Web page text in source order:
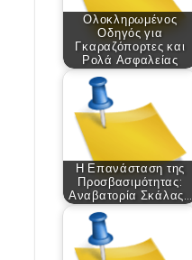
Ολοκληρωμένος
Οδηγός για
Γκαραζόπορτες και
Ρολά Ασφαλείας
Η Επανάσταση της
Προσβασιμότητας:
Αναβατορία Σκάλας…